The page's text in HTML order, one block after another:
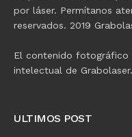
por láser. Permítanos
reservados. 2019
El contenido fotográfico
intelectual de Grabolaser.
ULTIMOS POST